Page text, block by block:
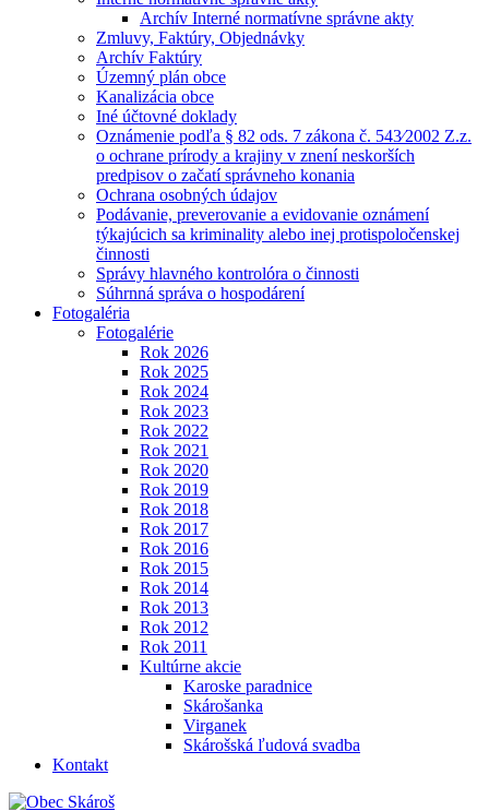
Archív Interné normatívne správne akty
Zmluvy, Faktúry, Objednávky
Archív Faktúry
Územný plán obce
Kanalizácia obce
Iné účtovné doklady
Oznámenie podľa § 82 ods. 7 zákona č. 543⁄2002 Z.z.
o ochrane prírody a krajiny v znení neskorších
predpisov o začatí správneho konania
Ochrana osobných údajov
Podávanie, preverovanie a evidovanie oznámení
týkajúcich sa kriminality alebo inej protispoločenskej
činnosti
Správy hlavného kontrolóra o činnosti
Súhrnná správa o hospodárení
Fotogaléria
Fotogalérie
Rok 2026
Rok 2025
Rok 2024
Rok 2023
Rok 2022
Rok 2021
Rok 2020
Rok 2019
Rok 2018
Rok 2017
Rok 2016
Rok 2015
Rok 2014
Rok 2013
Rok 2012
Rok 2011
Kultúrne akcie
Karoske paradnice
Skárošanka
Virganek
Skárošská ľudová svadba
Kontakt